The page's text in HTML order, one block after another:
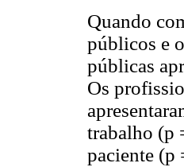
Quando
públicos e
públicas
Os
trabalho (p
paciente (p